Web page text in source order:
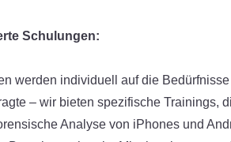
Schulungen:
werden individuell auf die
– wir bieten spezifische Trainings,
Analyse von iPhones und